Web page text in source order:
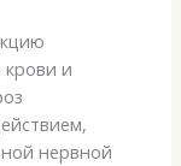
крови и
нервной